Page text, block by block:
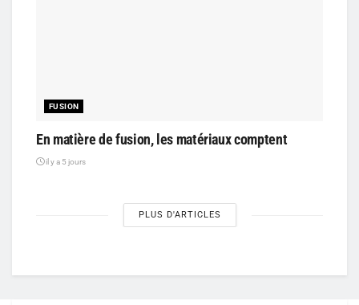
FUSION
En matière de fusion, les matériaux comptent
il y a 5 jours
PLUS D'ARTICLES